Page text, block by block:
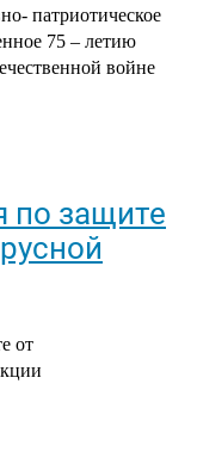
патриотическое
75 – летию
войне
по защите
от